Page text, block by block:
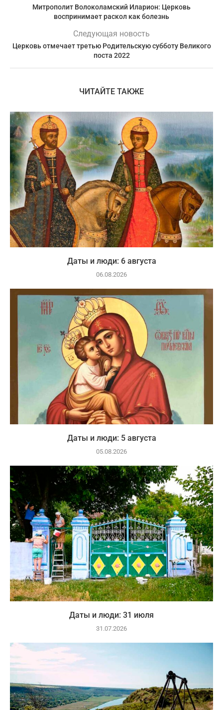
Митрополит Волоколамский Иларион: Церковь
воспринимает раскол как болезнь
Следующая новость
Церковь отмечает третью Родительскую субботу Великого
поста 2022
ЧИТАЙТЕ ТАКЖЕ
Даты и люди: 6 августа
06.08.2026
Даты и люди: 5 августа
05.08.2026
Даты и люди: 31 июля
31.07.2026